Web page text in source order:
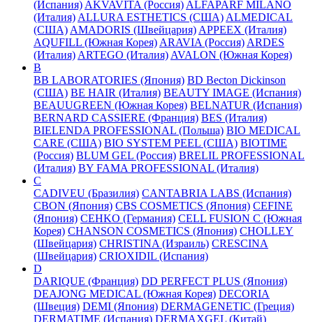
(Испания) AKVAVITA (Россия) ALFAPARF MILANO
(Италия) ALLURA ESTHETICS (США) ALMEDICAL
(США) AMADORIS (Швейцария) APPEEX (Италия)
AQUFILL (Южная Корея) ARAVIA (Россия) ARDES
(Италия) ARTEGO (Италия) AVALON (Южная Корея)
B
BB LABORATORIES (Япония) BD Becton Dickinson
(США) BE HAIR (Италия) BEAUTY IMAGE (Испания)
BEAUUGREEN (Южная Корея) BELNATUR (Испания)
BERNARD CASSIERE (Франция) BES (Италия)
BIELENDA PROFESSIONAL (Польша) BIO MEDICAL
CARE (США) BIO SYSTEM PEEL (США) BIOTIME
(Россия) BLUM GEL (Россия) BRELIL PROFESSIONAL
(Италия) BY FAMA PROFESSIONAL (Италия)
C
CADIVEU (Бразилия) CANTABRIA LABS (Испания)
CBON (Япония) CBS COSMETICS (Япония) CEFINE
(Япония) CEHKO (Германия) CELL FUSION C (Южная
Корея) CHANSON COSMETICS (Япония) CHOLLEY
(Швейцария) CHRISTINA (Израиль) CRESCINA
(Швейцария) CRIOXIDIL (Испания)
D
DARIQUE (Франция) DD PERFECT PLUS (Япония)
DEAJONG MEDICAL (Южная Корея) DECORIA
(Швеция) DEMI (Япония) DERMAGENETIC (Греция)
DERMATIME (Испания) DERMAXGEL (Китай)